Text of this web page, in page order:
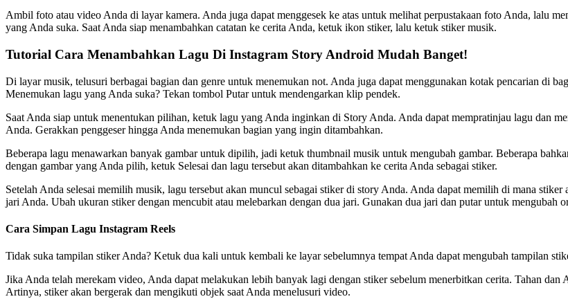
Ambil foto atau video Anda di layar kamera. Anda juga dapat menggesek ke atas untuk melihat perpustakaan foto Anda, lalu
yang Anda suka. Saat Anda siap menambahkan catatan ke cerita Anda, ketuk ikon stiker, lalu ketuk stiker musik.
Tutorial Cara Menambahkan Lagu Di Instagram Story Android Mudah Banget!
Di layar musik, telusuri berbagai bagian dan genre untuk menemukan not. Anda juga dapat menggunakan kotak pencarian di
Menemukan lagu yang Anda suka? Tekan tombol Putar untuk mendengarkan klip pendek.
Saat Anda siap untuk menentukan pilihan, ketuk lagu yang Anda inginkan di Story Anda. Anda dapat mempratinjau lagu dan
Anda. Gerakkan penggeser hingga Anda menemukan bagian yang ingin ditambahkan.
Beberapa lagu menawarkan banyak gambar untuk dipilih, jadi ketuk thumbnail musik untuk mengubah gambar. Beberapa
dengan gambar yang Anda pilih, ketuk Selesai dan lagu tersebut akan ditambahkan ke cerita Anda sebagai stiker.
Setelah Anda selesai memilih musik, lagu tersebut akan muncul sebagai stiker di story Anda. Anda dapat memilih di mana
jari Anda. Ubah ukuran stiker dengan mencubit atau melebarkan dengan dua jari. Gunakan dua jari dan putar untuk mengubah
Cara Simpan Lagu Instagram Reels
Tidak suka tampilan stiker Anda? Ketuk dua kali untuk kembali ke layar sebelumnya tempat Anda dapat mengubah tampilan
Jika Anda telah merekam video, Anda dapat melakukan lebih banyak lagi dengan stiker sebelum menerbitkan cerita. Tahan
Artinya, stiker akan bergerak dan mengikuti objek saat Anda menelusuri video.